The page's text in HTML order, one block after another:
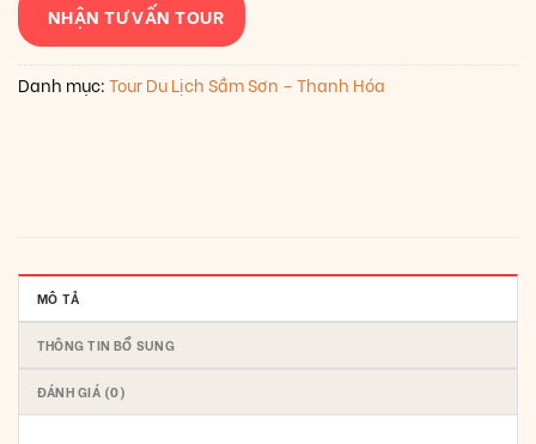
NHẬN TƯ VẤN TOUR
Danh mục:Tour Du Lịch Sầm Sơn – Thanh Hóa
MÔ TẢ
THÔNG TIN BỔ SUNG
ĐÁNH GIÁ (0)